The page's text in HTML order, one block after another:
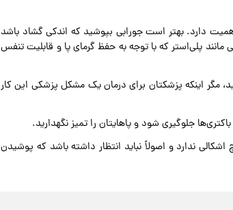
دارد. بهتر است جورابی بپوشید که اندکی گشاد باشد
مانند پلی‌استر که با توجه به حفظ گرمای پا و قابلیت تنفس
مگر اینکه پزشکتان برای درمان یک مشکل پزشکی این کار
جلوگیری شود و پاهایتان را تمیز نگهدارید.
ندارد و اصولاً نباید انتظار داشته باشد که پوشیدن